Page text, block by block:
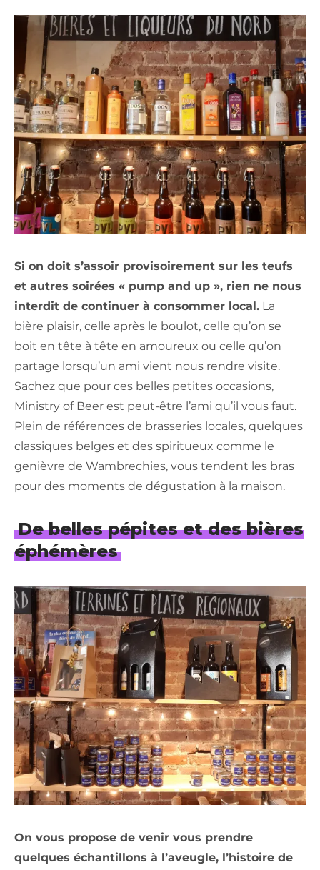
Si on doit s’assoir provisoirement sur les teufs
et autres soirées « pump and up », rien ne nous
interdit de continuer à consommer local. La
bière plaisir, celle après le boulot, celle qu’on se
boit en tête à tête en amoureux ou celle qu’on
partage lorsqu’un ami vient nous rendre visite.
Sachez que pour ces belles petites occasions,
Ministry of Beer est peut-être l’ami qu’il vous faut.
Plein de références de brasseries locales, quelques
classiques belges et des spiritueux comme le
genièvre de Wambrechies, vous tendent les bras
pour des moments de dégustation à la maison.
De belles pépites et des bières
éphémères
On vous propose de venir vous prendre
quelques échantillons à l’aveugle, l’histoire de